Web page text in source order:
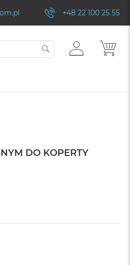
+48 22 100 25 55
ZALOGUJ
SIĘ
SZUKAJ
DO KOPERTY